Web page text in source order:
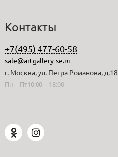
Контакты
+7(495) 477-60-58
sale@artgallery-se.ru
г. Москва, ул. Петра Романова, д.18
Пн—Пт10:00—18:00